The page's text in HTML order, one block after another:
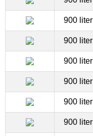
900 liter
900 liter
900 liter
900 liter
900 liter
900 liter